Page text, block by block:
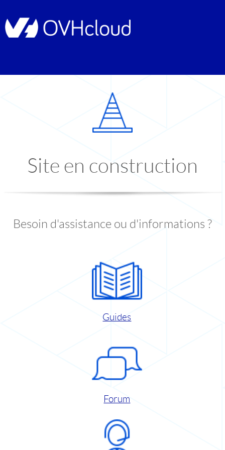
Site en construction
Besoin d'assistance ou d'informations ?
Guides
Forum